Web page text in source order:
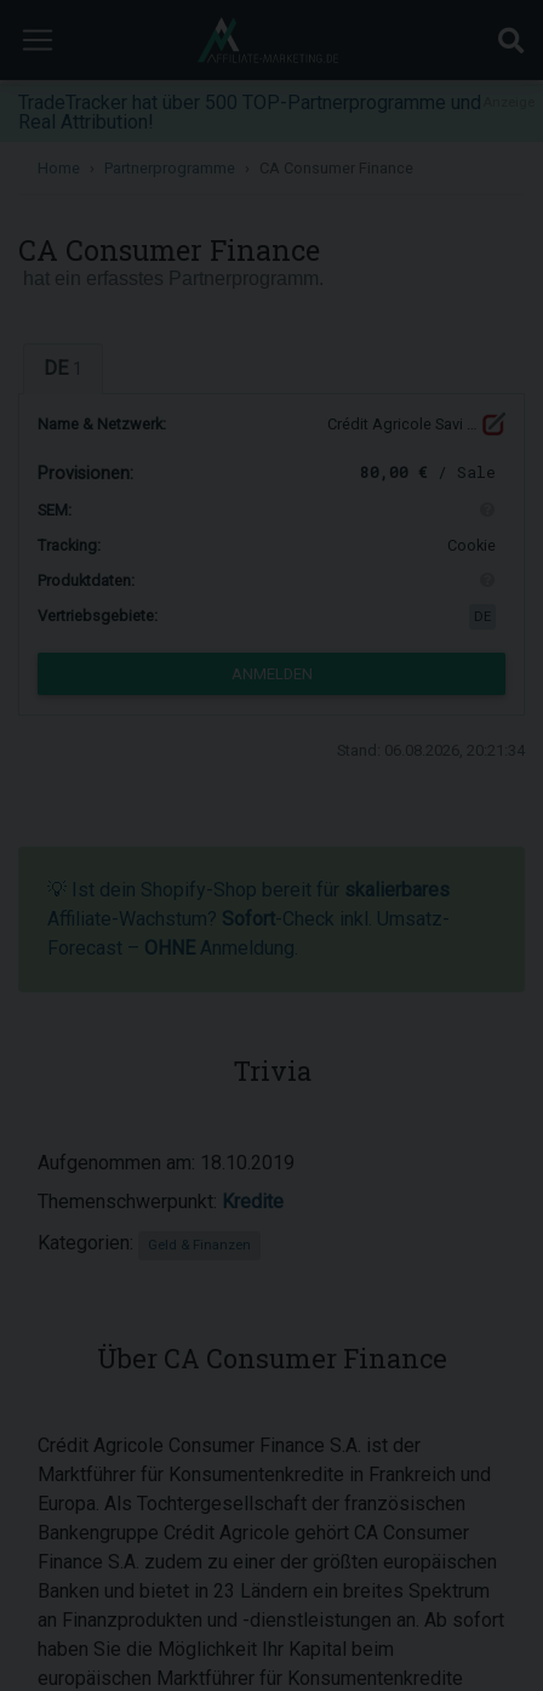
TradeTracker hat über 500 TOP-Partnerprogramme und
Real Attribution!
Home Partnerprogramme
CA Consumer Finance
DE
Name & Netzwerk: Crédit Agricole Savi …
Provisionen: 80,00 € / Sale
SEM:
Tracking:
Cookie
Produktdaten:
Vertriebsgebiete:
ANMELDEN
💡 Ist dein Shopify-Shop bereit für skalierbares
Affiliate-Wachstum? Sofort-Check inkl. Umsatz-
Forecast – OHNE Anmeldung.
Trivia
Aufgenommen am: 18.10.2019
Themenschwerpunkt: Kredite
Kategorien:
Geld & Finanzen
Über CA Consumer Finance
Crédit Agricole Consumer Finance S.A. ist der
Marktführer für Konsumentenkredite in Frankreich und
Europa. Als Tochtergesellschaft der französischen
Bankengruppe Crédit Agricole gehört CA Consumer
Finance S.A. zudem zu einer der größten europäischen
Banken und bietet in 23 Ländern ein breites Spektrum
an Finanzprodukten und -dienstleistungen an. Ab sofort
haben Sie die Möglichkeit Ihr Kapital beim
europäischen Marktführer für Konsumentenkredite